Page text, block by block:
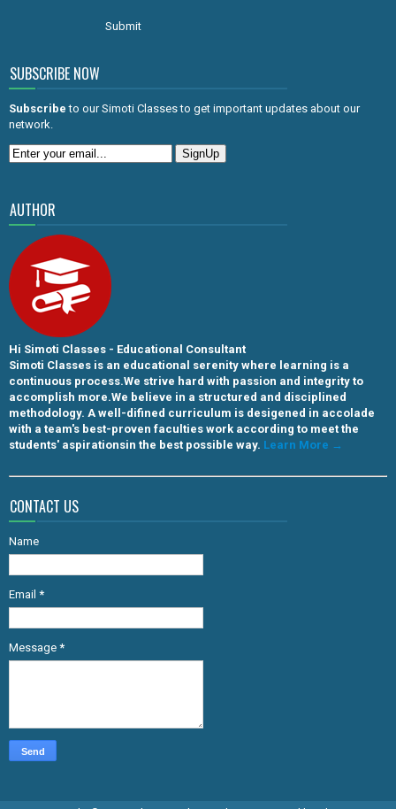
Submit
SUBSCRIBE NOW
Subscribe to our Simoti Classes to get important updates about our
network.
AUTHOR
Hi Simoti Classes - Educational Consultant
Simoti Classes is an educational serenity where learning is a
continuous process.We strive hard with passion and integrity to
accomplish more.We believe in a structured and disciplined
methodology. A well-difined curriculum is desigened in accolade
with a team's best-proven faculties work according to meet the
students' aspirationsin the best possible way. Learn More →
CONTACT US
Name
Email *
Message *